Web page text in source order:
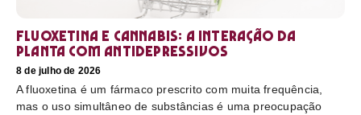
Fluoxetina e Cannabis: a interação da
planta com antidepressivos
8 de julho de 2026
A fluoxetina é um fármaco prescrito com muita frequência,
mas o uso simultâneo de substâncias é uma preocupação